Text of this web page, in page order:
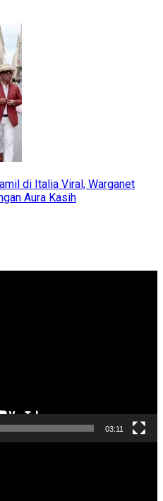
di Italia Viral, Warganet
Aura Kasih
03:11